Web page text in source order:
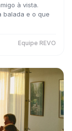
à vista.
balada e o que
Equipe REVO